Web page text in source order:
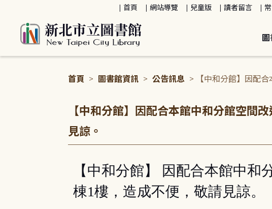
首頁 網站導覽 兒童版 讀者留言
首頁 > 圖書館資訊 > 公告訊息 > 【中和分館】因配
【中和分館】因配合本館中和分館空間
見諒。
【中和分館】 因配合本館中
棟1樓，造成不便，敬請見諒。